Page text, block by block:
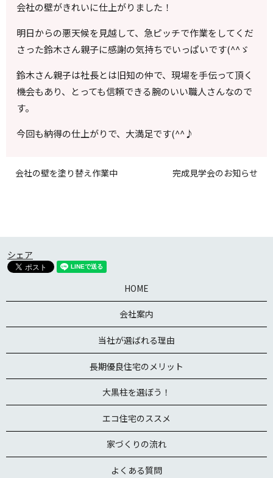
会社の壁がきれいに仕上がりました！
明日からの悪天候を見越して、急ピッチで作業をしてくだ
さった鈴木さん親子に感謝の気持ちでいっぱいです(^^ゞ
鈴木さん親子は社長とは旧知の仲で、現場を手伝って頂く
機会もあり、とっても信頼できる腕のいい職人さんなので
す。
今回も納得の仕上がりで、大満足です(^^♪
会社の壁を塗り替え作業中 完成見学会のお知らせ
シェア
HOME
会社案内
当社が選ばれる理由
長期優良住宅のメリット
大黒柱を選ぼう！
エコ住宅のススメ
家づくりの流れ
よくある質問